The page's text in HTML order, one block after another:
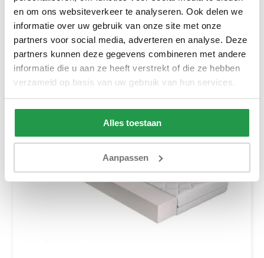
en om ons websiteverkeer te analyseren. Ook delen we
informatie over uw gebruik van onze site met onze
partners voor social media, adverteren en analyse. Deze
partners kunnen deze gegevens combineren met andere
informatie die u aan ze heeft verstrekt of die ze hebben
verzameld op basis van uw gebruik van hun services.
Alles toestaan
Aanpassen
189,- 129,-
Bekijken